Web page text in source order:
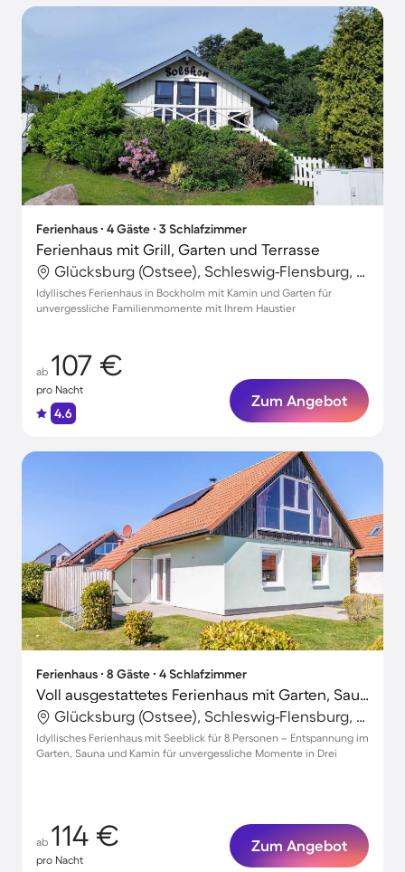
Ferienhaus ∙ 4 Gäste ∙ 3 Schlafzimmer
Ferienhaus mit Grill, Garten und Terrasse
Glücksburg (Ostsee), Schleswig-Flensburg, Deutschland
Idyllisches Ferienhaus in Bockholm mit Kamin und Garten für
unvergessliche Familienmomente mit Ihrem Haustier
ab 107 €
pro Nacht
4.6
Zum Angebot
Ferienhaus ∙ 8 Gäste ∙ 4 Schlafzimmer
Voll ausgestattetes Ferienhaus mit Garten, Sauna und Grill | Neben dem Strand
Glücksburg (Ostsee), Schleswig-Flensburg, Deutschland
Idyllisches Ferienhaus mit Seeblick für 8 Personen – Entspannung im
Garten, Sauna und Kamin für unvergessliche Momente in Drei
ab 114 €
pro Nacht
Zum Angebot